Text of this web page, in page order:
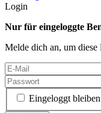
Login
Nur für eingeloggte
Melde dich an, um
Eingeloggt bleiben